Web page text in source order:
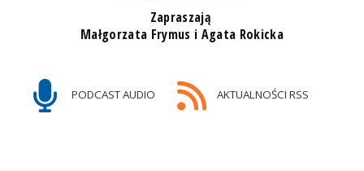
Zapraszają
Małgorzata Frymus i Agata Rokicka
PODCAST AUDIO AKTUALNOŚCI RSS